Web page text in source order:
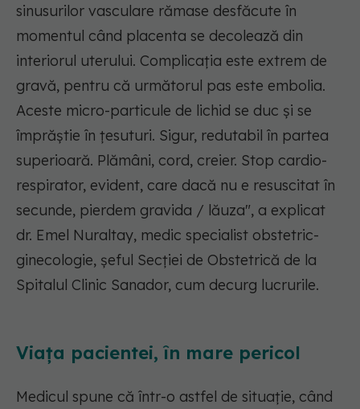
sinusurilor vasculare rămase desfăcute în
momentul când placenta se decolează din
interiorul uterului. Complicația este extrem de
gravă, pentru că următorul pas este embolia.
Aceste micro-particule de lichid se duc și se
împrăștie în țesuturi. Sigur, redutabil în partea
superioară. Plămâni, cord, creier. Stop cardio-
respirator, evident, care dacă nu e resuscitat în
secunde, pierdem gravida / lăuza", a explicat
dr. Emel Nuraltay, medic specialist obstetric-
ginecologie, șeful Secției de Obstetrică de la
Spitalul Clinic Sanador, cum decurg lucrurile.
Viața pacientei, în mare pericol
Medicul spune că într-o astfel de situație, când